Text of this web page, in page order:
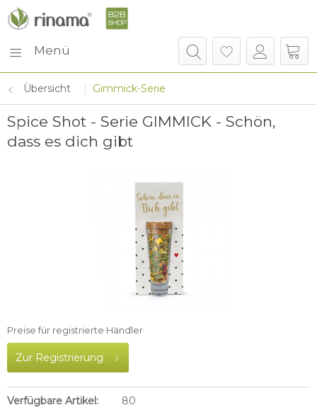
Menü
Übersicht Gimmick-Serie
Spice Shot - Serie GIMMICK - Schön,
dass es dich gibt
Preise für registrierte Händler
Zur Registrierung
Verfügbare Artikel:
80